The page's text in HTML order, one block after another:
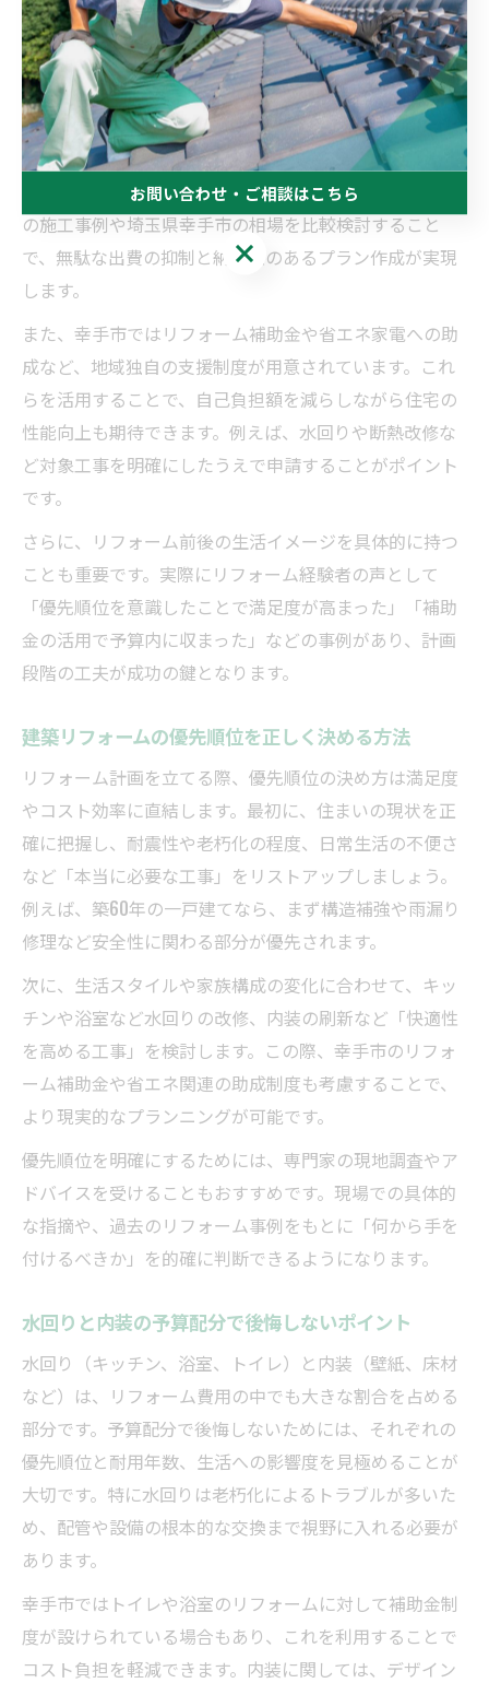
予算内で満足度の高い建築リフォームを実現するコツ
建築リフォームで予算内に収めつつ満足度を高めるため
には、事前の情報収集と明確な優先順位付けが不可欠で
す。理由は、リフォーム工事の範囲や内容によってコス
トが大きく変動し、想定外の追加費用が発生しやすいた
めです。実際、複数の業者から見積もりを取得し、過去
の施工事例や埼玉県幸手市の相場を比較検討すること
で、無駄な出費の抑制と納得感のあるプラン作成が実現
します。
また、幸手市ではリフォーム補助金や省エネ家電への助
成など、地域独自の支援制度が用意されています。これ
らを活用することで、自己負担額を減らしながら住宅の
性能向上も期待できます。例えば、水回りや断熱改修な
ど対象工事を明確にしたうえで申請することがポイント
です。
さらに、リフォーム前後の生活イメージを具体的に持つ
ことも重要です。実際にリフォーム経験者の声として
「優先順位を意識したことで満足度が高まった」「補助
金の活用で予算内に収まった」などの事例があり、計画
段階の工夫が成功の鍵となります。
建築リフォームの優先順位を正しく決める方法
リフォーム計画を立てる際、優先順位の決め方は満足度
やコスト効率に直結します。最初に、住まいの現状を正
確に把握し、耐震性や老朽化の程度、日常生活の不便さ
など「本当に必要な工事」をリストアップしましょう。
例えば、築60年の一戸建てなら、まず構造補強や雨漏り
修理など安全性に関わる部分が優先されます。
次に、生活スタイルや家族構成の変化に合わせて、キッ
チンや浴室など水回りの改修、内装の刷新など「快適性
を高める工事」を検討します。この際、幸手市のリフォ
ーム補助金や省エネ関連の助成制度も考慮することで、
より現実的なプランニングが可能です。
優先順位を明確にするためには、専門家の現地調査やア
ドバイスを受けることもおすすめです。現場での具体的
な指摘や、過去のリフォーム事例をもとに「何から手を
付けるべきか」を的確に判断できるようになります。
水回りと内装の予算配分で後悔しないポイント
水回り（キッチン、浴室、トイレ）と内装（壁紙、床材
など）は、リフォーム費用の中でも大きな割合を占める
部分です。予算配分で後悔しないためには、それぞれの
優先順位と耐用年数、生活への影響度を見極めることが
大切です。特に水回りは老朽化によるトラブルが多いた
め、配管や設備の根本的な交換まで視野に入れる必要が
あります。
幸手市ではトイレや浴室のリフォームに対して補助金制
度が設けられている場合もあり、これを利用することで
コスト負担を軽減できます。内装に関しては、デザイン
お問い合わせ・ご相談はこちら
お問い合わせ・ご相談はこちら